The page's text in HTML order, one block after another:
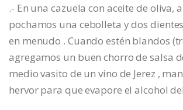
.- En una cazuela con aceite de oliva,
pochamos una cebolleta y dos
en menudo . Cuando estén blandos
agregamos un buen chorro de salsa
medio vasito de un vino de Jerez ,
hervor para que evapore el alcohol